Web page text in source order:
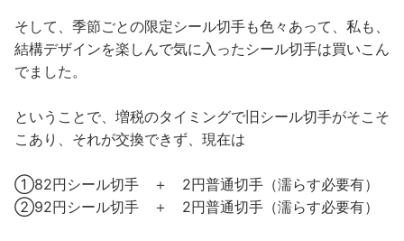
そして、季節ごとの限定シール切手も色々あって、私も、
結構デザインを楽しんで気に入ったシール切手は買いこん
でました。
ということで、増税のタイミングで旧シール切手がそこそ
こあり、それが交換できず、現在は
①82円シール切手 ＋ 2円普通切手（濡らす必要有）
②92円シール切手 ＋ 2円普通切手（濡らす必要有）